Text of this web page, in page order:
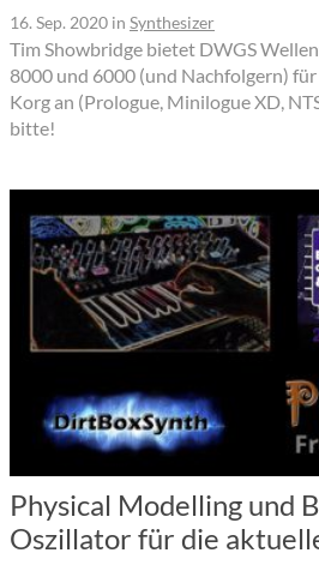
16. Sep. 2020 in Synthesizer
Tim Showbridge bietet DWGS
8000 und 6000 (und Nachfolgern)
Korg an (Prologue, Minilogue XD,
bitte!
Physical Modelling und
Oszillator für die